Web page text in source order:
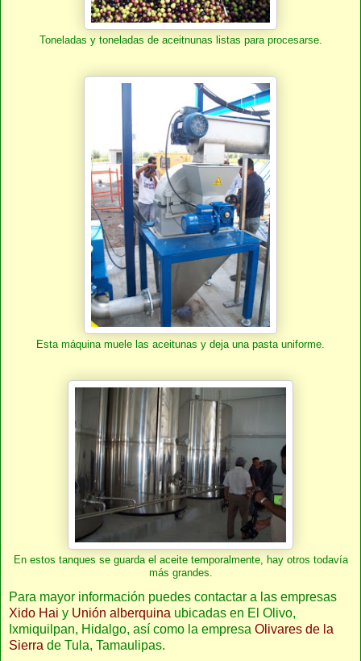
Toneladas y toneladas de aceitnunas listas para procesarse.
Esta máquina muele las aceitunas y deja una pasta uniforme.
En estos tanques se guarda el aceite temporalmente, hay otros todavía
más grandes.
Para mayor información puedes contactar a las empresas
Xido Hai y Unión alberquina ubicadas en El Olivo,
Ixmiquilpan, Hidalgo, así como la empresa Olivares de la
Sierra de Tula, Tamaulipas.